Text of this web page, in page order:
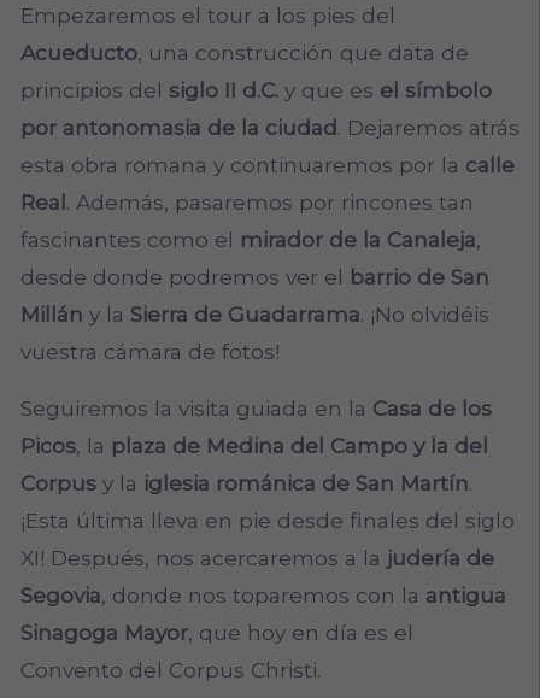
Empezaremos el tour a los pies del
Acueducto, una construcción que data de
principios del siglo II d.C.y que es el símbolo
por antonomasia de la ciudad. Dejaremos atrás
esta obra romana y continuaremos por la calle
Real. Además, pasaremos por rincones tan
fascinantes como el mirador de la Canaleja,
desde donde podremos ver el barrio de San
Millán y la Sierra de Guadarrama. ¡No olvidéis
vuestra cámara de fotos!
Seguiremos la visita guiada en la Casa de los
Picos, la plaza de Medina del Campo y la del
Corpusy la iglesia románica de San Martín.
¡Esta última lleva en pie desde finales del siglo
XI! Después, nos acercaremos a la judería de
Segovia, donde nos toparemos con la antigua
Sinagoga Mayor, que hoy en día es el
Convento del Corpus Christi.